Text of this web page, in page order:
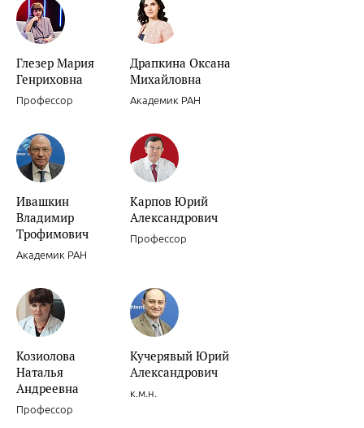
Декомпенсации хронической сердечной недостаточности.
Роль препаратов для «миокардиальной цитопротекции» в
женщин.
Глезер Мария
Генриховна
Профессор
Драпкина Оксана
Михайловна
Академик РАН
Ивашкин
Владимир
Трофимович
Академик РАН
Карпов Юрий
Александрович
Профессор
Козиолова
Наталья
Андреевна
Профессор
Кучерявый Юрий
Александрович
к.м.н.